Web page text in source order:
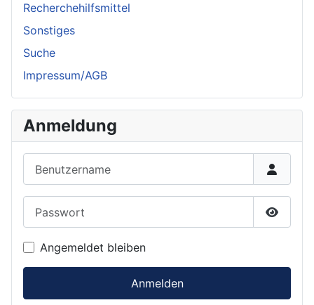
Recherchehilfsmittel
Sonstiges
Suche
Impressum/AGB
Anmeldung
Angemeldet bleiben
Anmelden